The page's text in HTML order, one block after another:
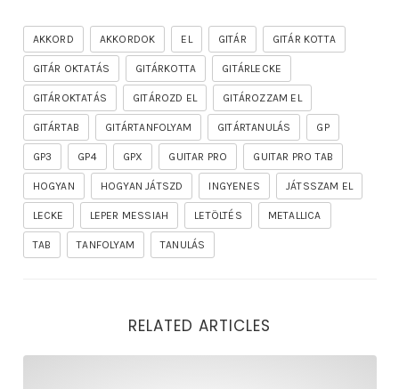
AKKORD AKKORDOK EL GITÁR GITÁR KOTTA
GITÁR OKTATÁS GITÁRKOTTA GITÁRLECKE
GITÁROKTATÁS GITÁROZD EL GITÁROZZAM EL
GITÁRTAB GITÁRTANFOLYAM GITÁRTANULÁS GP
GP3 GP4 GPX GUITAR PRO GUITAR PRO TAB
HOGYAN HOGYAN JÁTSZD INGYENES JÁTSSZAM EL
LECKE LEPER MESSIAH LETÖLTÉS METALLICA
TAB TANFOLYAM TANULÁS
RELATED ARTICLES